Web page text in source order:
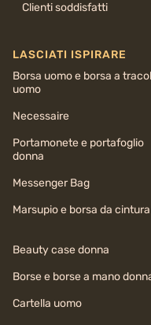
Clienti soddisfatti
LASCIATI ISPIRARE
Borsa uomo e borsa a
uomo
Necessaire
Portamonete e portafoglio
donna
Messenger Bag
Marsupio e borsa da cintura
Beauty case donna
Borse e borse a mano
Cartella uomo